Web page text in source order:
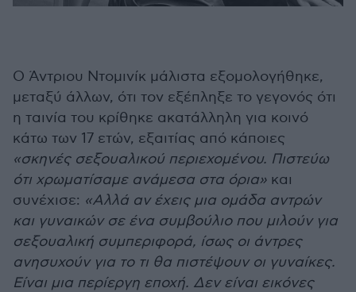
Ο Άντριου Ντομινίκ μάλιστα εξομολογήθηκε,
μεταξύ άλλων, ότι τον εξέπληξε το γεγονός ότι
η ταινία του κρίθηκε ακατάλληλη για κοινό
κάτω των 17 ετών, εξαιτίας από κάποιες
«σκηνές σεξουαλικού περιεχομένου. Πιστεύω
ότι χρωματίσαμε ανάμεσα στα όρια» και
συνέχισε: «Αλλά αν έχεις μια ομάδα αντρών
και γυναικών σε ένα συμβούλιο που μιλούν για
σεξουαλική συμπεριφορά, ίσως οι άντρες
ανησυχούν για το τι θα πιστέψουν οι γυναίκες.
Είναι μια περίεργη εποχή. Δεν είναι εικόνες